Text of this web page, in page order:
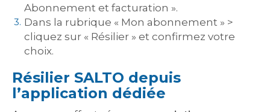
Abonnement et facturation ».
Dans la rubrique « Mon abonnement » >
cliquez sur « Résilier » et confirmez votre
choix.
Résilier SALTO depuis
l’application dédiée